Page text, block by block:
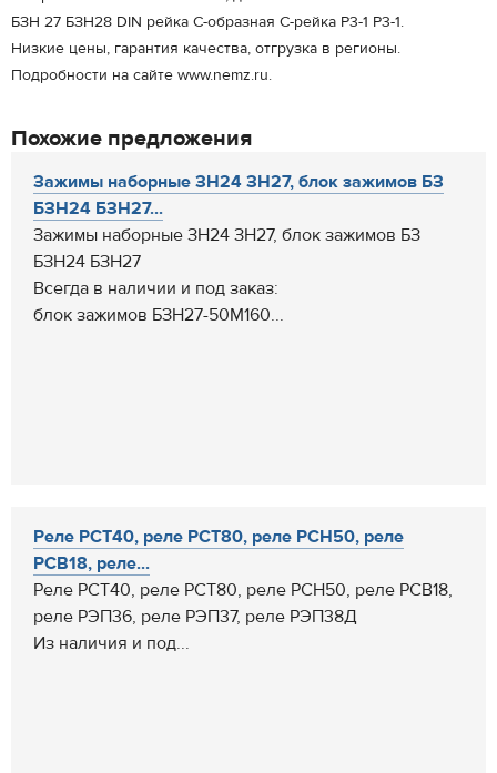
БЗН 27 БЗН28 DIN рейка С-образная С-рейка Р3-1 P3-1.
Низкие цены, гарантия качества, отгрузка в регионы.
Подробности на сайте www.nemz.ru.
Похожие предложения
Зажимы наборные ЗН24 ЗН27, блок зажимов БЗ
БЗН24 БЗН27...
Зажимы наборные ЗН24 ЗН27, блок зажимов БЗ
БЗН24 БЗН27
Всегда в наличии и под заказ:
блок зажимов БЗН27-50М160...
Реле РСТ40, реле РСТ80, реле РСН50, реле
РСВ18, реле...
Реле РСТ40, реле РСТ80, реле РСН50, реле РСВ18,
реле РЭП36, реле РЭП37, реле РЭП38Д
Из наличия и под...